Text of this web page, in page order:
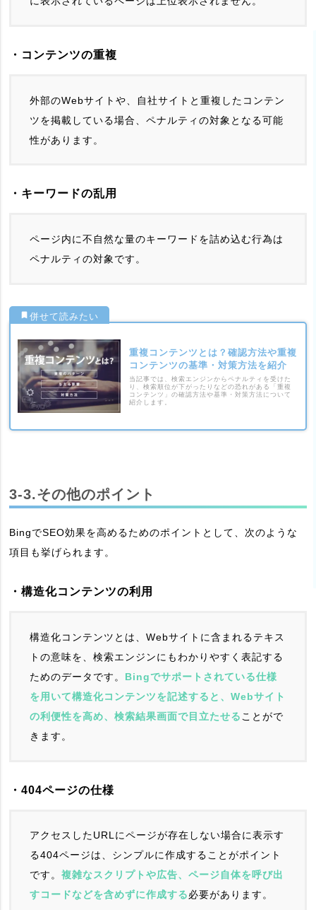
・コンテンツの重複
外部のWebサイトや、自社サイトと重複したコンテン
ツを掲載している場合、ペナルティの対象となる可能
性があります。
・キーワードの乱用
ページ内に不自然な量のキーワードを詰め込む行為は
ペナルティの対象です。
重複コンテンツとは？確認方法や重複
コンテンツの基準・対策方法を紹介
当記事では、検索エンジンからペナルティを受けた
り、検索順位が下がったりなどの恐れがある「重複
コンテンツ」の確認方法や基準・対策方法について
紹介します。
3-3.その他のポイント
BingでSEO効果を高めるためのポイントとして、次のような
項目も挙げられます。
・構造化コンテンツの利用
構造化コンテンツとは、Webサイトに含まれるテキス
トの意味を、検索エンジンにもわかりやすく表記する
ためのデータです。 Bingでサポートされている仕様
を用いて構造化コンテンツを記述すると、Webサイト
の利便性を高め、検索結果画面で目立たせる ことがで
きます。
・404ページの仕様
アクセスしたURLにページが存在しない場合に表示す
る404ページは、シンプルに作成することがポイント
です。複雑なスクリプトや広告、ページ自体を呼び出
すコードなどを含めずに作成する必要があります。